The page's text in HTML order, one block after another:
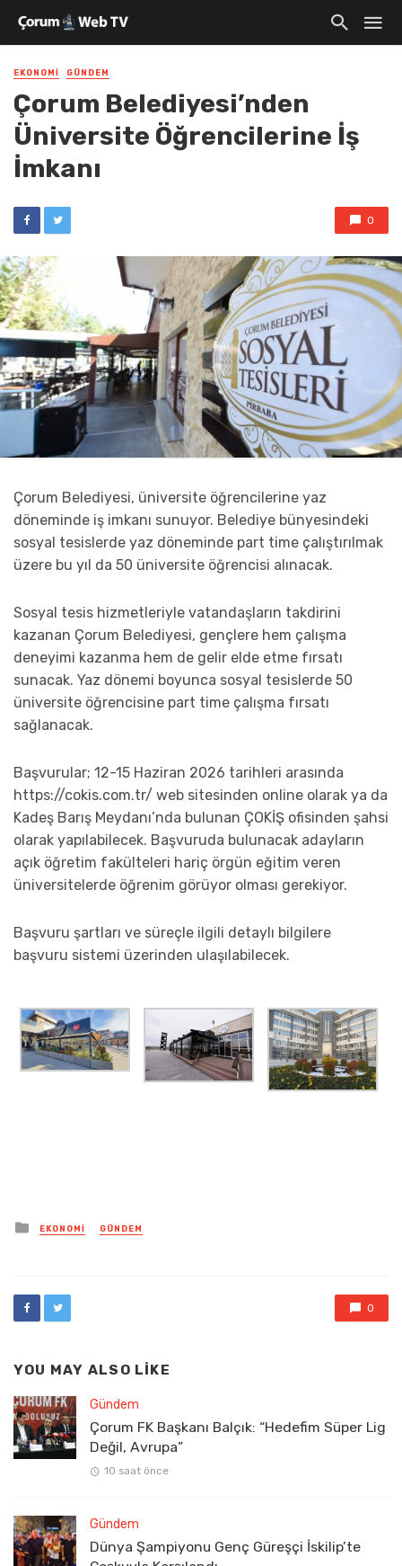
EKONOMI GÜNDEM
Çorum Belediyesi’nden
Üniversite Öğrencilerine İş
İmkanı
0
Çorum Belediyesi, üniversite öğrencilerine yaz
döneminde iş imkanı sunuyor. Belediye bünyesindeki
sosyal tesislerde yaz döneminde part time çalıştırılmak
üzere bu yıl da 50 üniversite öğrencisi alınacak.
Sosyal tesis hizmetleriyle vatandaşların takdirini
kazanan Çorum Belediyesi, gençlere hem çalışma
deneyimi kazanma hem de gelir elde etme fırsatı
sunacak. Yaz dönemi boyunca sosyal tesislerde 50
üniversite öğrencisine part time çalışma fırsatı
sağlanacak.
Başvurular; 12-15 Haziran 2026 tarihleri arasında
https://cokis.com.tr/ web sitesinden online olarak ya da
Kadeş Barış Meydanı’nda bulunan ÇOKİŞ ofisinden şahsi
olarak yapılabilecek. Başvuruda bulunacak adayların
açık öğretim fakülteleri hariç örgün eğitim veren
üniversitelerde öğrenim görüyor olması gerekiyor.
Başvuru şartları ve süreçle ilgili detaylı bilgilere
başvuru sistemi üzerinden ulaşılabilecek.
Posted
in
EKONOMI GÜNDEM
0
YOU MAY ALSO LIKE
Gündem
Çorum FK Başkanı Balçık: “Hedefim Süper Lig
Değil, Avrupa”
10 saat önce
Gündem
Dünya Şampiyonu Genç Güreşçi İskilip’te